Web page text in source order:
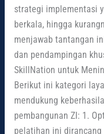
strategi implementasi
berkala, hingga
menjawab tantangan
dan pendampingan
SkillNation untuk
Berikut ini kategori
mendukung
pembangunan ZI: 1.
pelatihan ini